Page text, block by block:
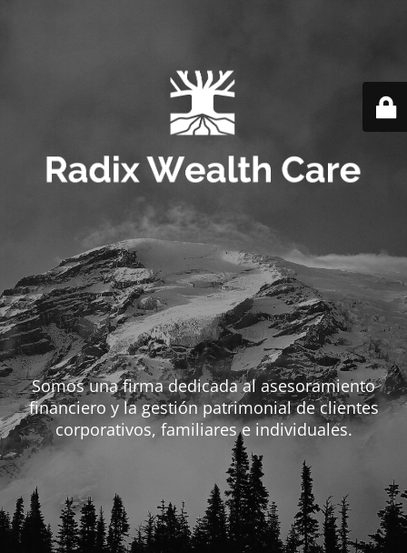
Somos una firma dedicada al asesoramiento
financiero y la gestión patrimonial de clientes
corporativos, familiares e individuales.